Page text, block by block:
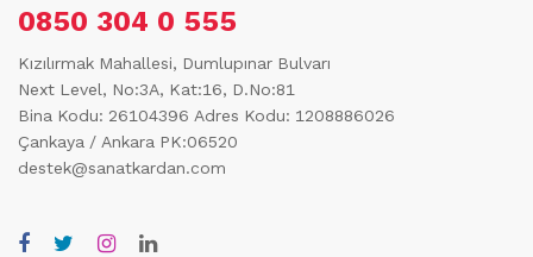
0850 304 0 555
Kızılırmak Mahallesi, Dumlupınar Bulvarı
Next Level, No:3A, Kat:16, D.No:81
Bina Kodu: 26104396 Adres Kodu: 1208886026
Çankaya / Ankara PK:06520
destek@sanatkardan.com